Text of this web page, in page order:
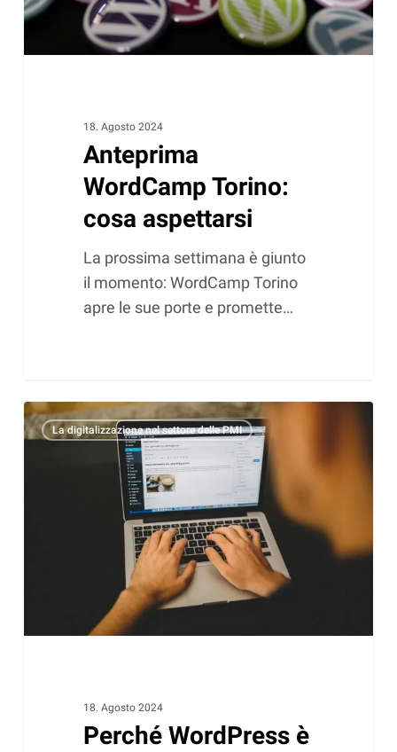
18. Agosto 2024
Anteprima
WordCamp Torino:
cosa aspettarsi
La prossima settimana è giunto
il momento: WordCamp Torino
apre le sue porte e promette…
Perché
WordPress
sito
La digitalizzazione nel settore delle PMI
18. Agosto 2024
Perché WordPress è